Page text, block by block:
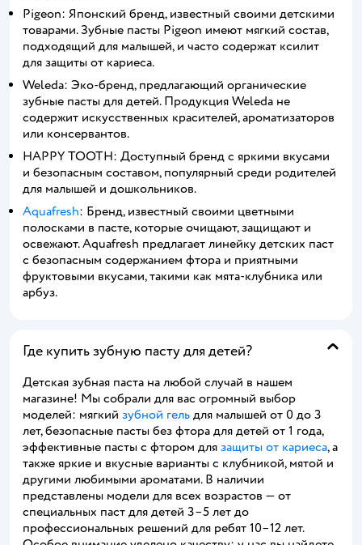
Pigeon: Японский бренд, известный своими детскими
товарами. Зубные пасты Pigeon имеют мягкий состав,
подходящий для малышей, и часто содержат ксилит
для защиты от кариеса.
Weleda: Эко-бренд, предлагающий органические
зубные пасты для детей. Продукция Weleda не
содержит искусственных красителей, ароматизаторов
или консервантов.
HAPPY TOOTH: Доступный бренд с яркими вкусами
и безопасным составом, популярный среди родителей
для малышей и дошкольников.
Aquafresh: Бренд, известный своими цветными
полосками в пасте, которые очищают, защищают и
освежают. Aquafresh предлагает линейку детских паст
с безопасным содержанием фтора и приятными
фруктовыми вкусами, такими как мята-клубника или
арбуз.
Где купить зубную пасту для детей?
Детская зубная паста на любой случай в нашем
магазине! Мы собрали для вас огромный выбор
моделей: мягкий зубной гель для малышей от 0 до 3
лет, безопасные пасты без фтора для детей от 1 года,
эффективные пасты с фтором для защиты от кариеса, а
также яркие и вкусные варианты с клубникой, мятой и
другими любимыми ароматами. В наличии
представлены модели для всех возрастов — от
специальных паст для детей 3–5 лет до
профессиональных решений для ребят 10–12 лет.